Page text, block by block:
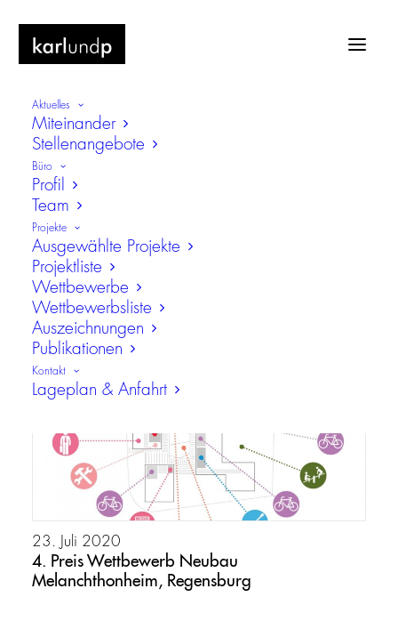
Aktuelles
Miteinander
Stellenangebote
Büro
Profil
Team
Projekte
Ausgewählte Projekte
Projektliste
Wettbewerbe
Wettbewerbsliste
Auszeichnungen
Publikationen
Kontakt
Lageplan & Anfahrt
Gesamtschule Altenessen-Süd
23. Juli 2020
4. Preis Wettbewerb Neubau
Melanchthonheim, Regensburg